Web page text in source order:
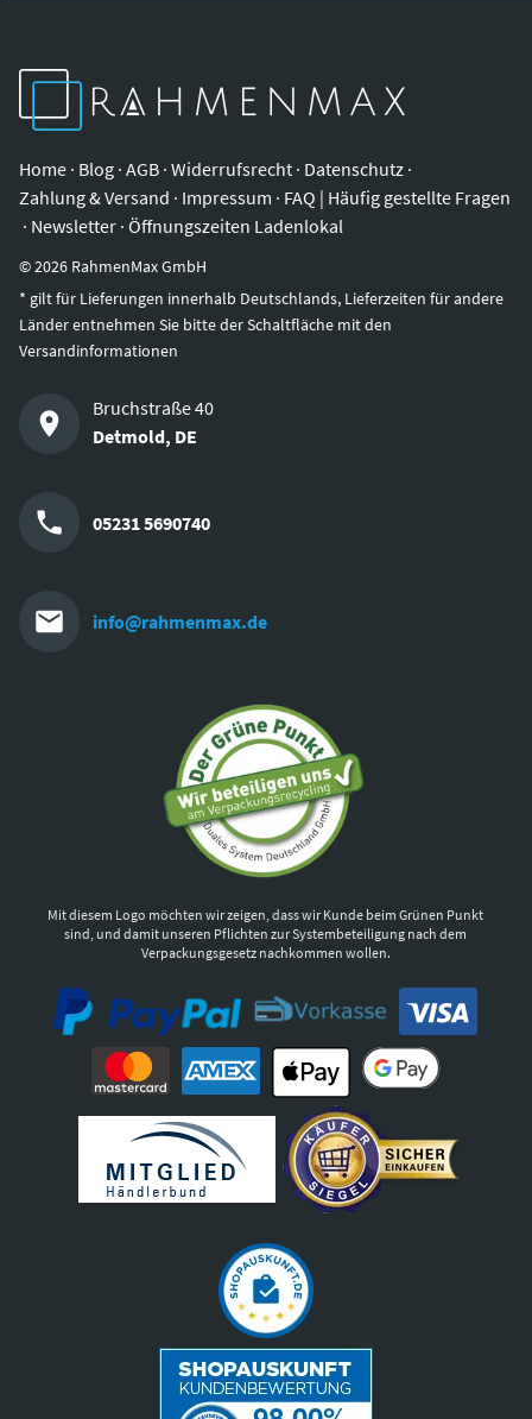
Home · Blog · AGB · Widerrufsrecht · Datenschutz ·
Zahlung & Versand · Impressum · FAQ | Häufig gestellte Fragen
· Newsletter · Öffnungszeiten Ladenlokal
©2026 RahmenMax GmbH
* gilt für Lieferungen innerhalb Deutschlands, Lieferzeiten für andere
Länder entnehmen Sie bitte der Schaltfläche mit den
Versandinformationen
Bruchstraße 40
Detmold, DE
05231 5690740
info@rahmenmax.de
Mit diesem Logo möchten wir zeigen, dass wir Kunde beim Grünen Punkt
sind, und damit unseren Pflichten zur Systembeteiligung nach dem
Verpackungsgesetz nachkommen wollen.